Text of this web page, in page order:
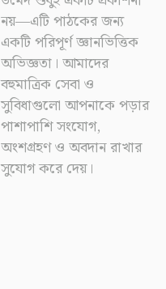
নয়—এটি পাঠকের জন্য
একটি পরিপূর্ণ জ্ঞানভিত্তিক
অভিজ্ঞতা। আমাদের
বহুমাত্রিক সেবা ও
সুবিধাগুলো আপনাকে পড়ার
পাশাপাশি সংযোগ,
অংশগ্রহণ ও অবদান রাখার
সুযোগ করে দেয়।